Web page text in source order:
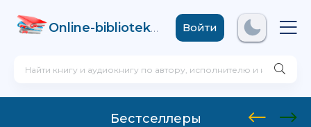
Online-biblioteka .comВойти
Бестселлеры